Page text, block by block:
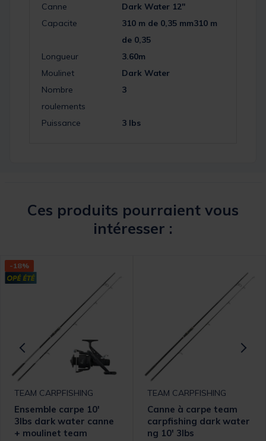
Canne
Dark Water 12''
Capacite
310 m de 0,35 mm310 m
de 0,35
Longueur
3.60m
Moulinet
Dark Water
Nombre
roulements
3
Puissance 3 lbs
Ces produits pourraient vous
intéresser :
-18%
TEAM CARPFISHING
Ensemble carpe 10'
3lbs dark water canne
+ moulinet team
TEAM CARPFISHING
Canne à carpe team
carpfishing dark water
ng 10' 3lbs